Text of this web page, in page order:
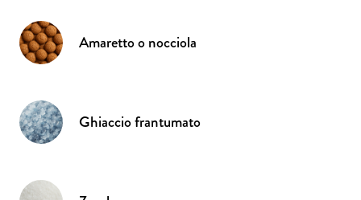
Amaretto o nocciola
Ghiaccio frantumato